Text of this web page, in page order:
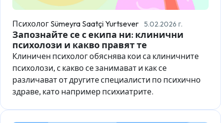
Психолог Sümeyra Saatçi Yurtsever 5.02.2026 г.
Запознайте се с екипа ни: клинични
психолози и какво правят те
Клиничен психолог обяснява кои са клиничните
психолози, с какво се занимават и как се
различават от другите специалисти по психично
здраве, като например психиатрите.